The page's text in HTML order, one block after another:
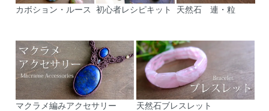
カボション・ルース 初心者レシピキット 天然石 連・粒
マクラメ編みアクセサリー 天然石ブレスレット